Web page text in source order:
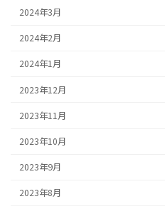
2024年3月
2024年2月
2024年1月
2023年12月
2023年11月
2023年10月
2023年9月
2023年8月